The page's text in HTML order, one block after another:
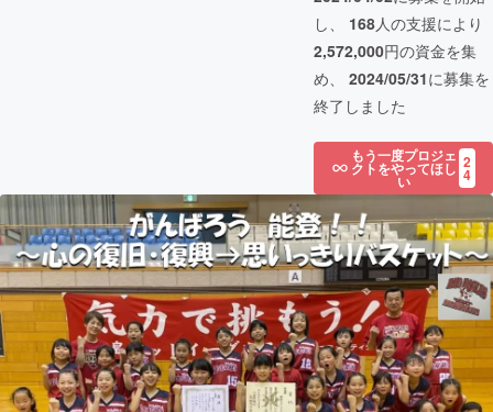
し、 168人の支援により
2,572,000円の資金を集
め、 2024/05/31に募集を
終了しました
もう一度プロジェ
クトをやってほし
い
2
4